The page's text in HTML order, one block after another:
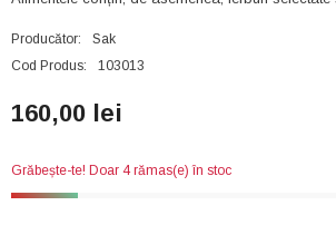
Producător:
Sak
Cod Produs:
103013
160,00 lei
Grăbește-te! Doar 4 rămas(e) în stoc